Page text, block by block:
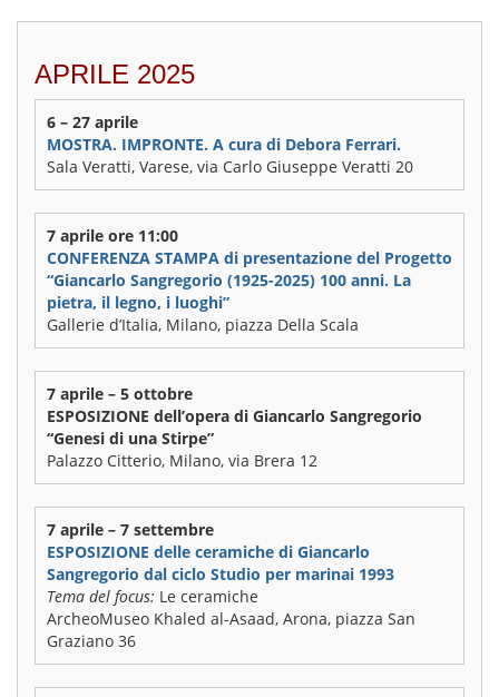
APRILE 2025
6 – 27 aprile
MOSTRA. IMPRONTE. A cura di Debora Ferrari.
Sala Veratti, Varese, via Carlo Giuseppe Veratti 20
7 aprile ore 11:00
CONFERENZA STAMPA di presentazione del Progetto
“Giancarlo Sangregorio (1925-2025) 100 anni. La
pietra, il legno, i luoghi”
Gallerie d’Italia, Milano, piazza Della Scala
7 aprile – 5 ottobre
ESPOSIZIONE dell’opera di Giancarlo Sangregorio
“Genesi di una Stirpe”
Palazzo Citterio, Milano, via Brera 12
7 aprile – 7 settembre
ESPOSIZIONE delle ceramiche di Giancarlo
Sangregorio dal ciclo Studio per marinai 1993
Tema del focus: Le ceramiche
ArcheoMuseo Khaled al-Asaad, Arona, piazza San
Graziano 36